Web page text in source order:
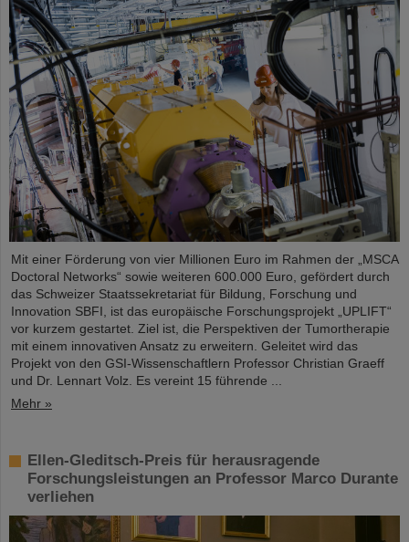
Mit einer Förderung von vier Millionen Euro im Rahmen der „MSCA
Doctoral Networks“ sowie weiteren 600.000 Euro, gefördert durch
das Schweizer Staatssekretariat für Bildung, Forschung und
Innovation SBFI, ist das europäische Forschungsprojekt „UPLIFT“
vor kurzem gestartet. Ziel ist, die Perspektiven der Tumortherapie
mit einem innovativen Ansatz zu erweitern. Geleitet wird das
Projekt von den GSI-Wissenschaftlern Professor Christian Graeff
und Dr. Lennart Volz. Es vereint 15 führende ...
Mehr »
Ellen-Gleditsch-Preis für herausragende
Forschungsleistungen an Professor Marco Durante
verliehen